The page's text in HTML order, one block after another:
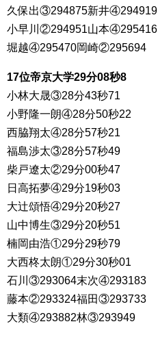
久保出③294875新井④294919
小早川②294951山本④295416
堀越④295470岡崎②295694
17位帝京大学29分08秒8
小林大晟③28分43秒71
小野隆一朗④28分50秒22
西脇翔太④28分57秒21
福島渉太③28分57秒49
柴戸遼太②29分00秒47
日高拓夢④29分19秒03
大辻頌悟④29分20秒27
山中博生③29分20秒51
楠岡由浩①29分29秒79
大西柊太朗①29分30秒01
石川③293064末次④293183
藤本②293324福田③293733
大類④293882林③293949